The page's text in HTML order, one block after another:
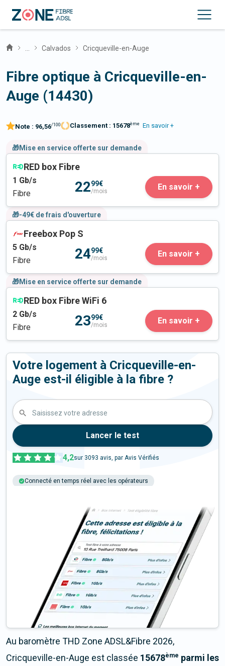
Calvados Cricqueville-en-Auge
Fibre optique à Cricqueville-en-
Auge (14430)
Note : 96,56/100 Classement : 15678ème En savoir +
🎁Mise en service offerte sur demande
RED box Fibre
1 Gb/s
Fibre
2299€
/mois En savoir +
🎁-49€ de frais d'ouverture
Freebox Pop S
5 Gb/s
Fibre
2499€
/mois En savoir +
🎁Mise en service offerte sur demande
RED box Fibre WiFi 6
2 Gb/s
Fibre
2399€
/mois En savoir +
Votre logement à Cricqueville-en-
Auge est-il éligible à la fibre ?
Saisissez votre adresse
Lancer le test
4,2sur 3093 avis, par Avis Vérifiés
Connecté en temps réel avec les opérateurs
Au baromètre THD Zone ADSL&Fibre 2026,
Cricqueville-en-Auge est classée 15678ème parmi les